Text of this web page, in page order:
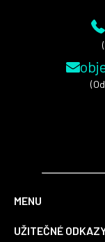
MENU
UŽITEČNÉ